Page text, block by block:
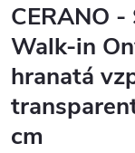
CERANO
Walk-in
hranatá
cm